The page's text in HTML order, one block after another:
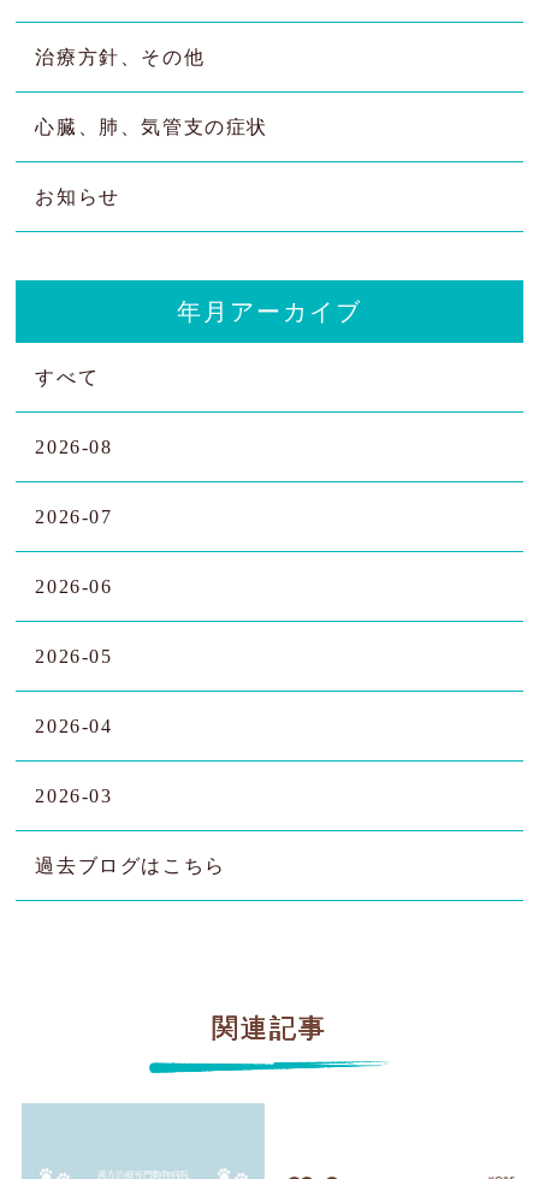
治療方針、その他
心臓、肺、気管支の症状
お知らせ
年月アーカイブ
すべて
2026-08
2026-07
2026-06
2026-05
2026-04
2026-03
過去ブログはこちら
関連記事